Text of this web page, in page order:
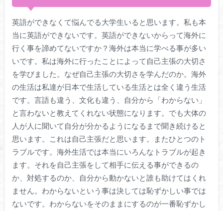
英語ができなくて悩んでる大学生いると思います。私も本
当に英語ができないです。英語ができないからって海外に
行く事を諦めてないですか？海外は本当に学べる事が多い
いです。私は海外に行ったことによって自己主張の大切さ
を学びました。なぜ自己主張の大切さを学んだのか。海外
の生活は私達が日本で生活している生活とは全く違う生活
です。言語も違う、文化も違う、自分から「わからない」
と言わないと教えてくれない状態になります。でも大体の
人が人に聞いて自分が分かるようになるまで聞き続けると
思います。これは自己主張だと思います。またひとつのト
ラブルです。海外生活では本当にいろんなトラブルが起き
ます。それを自己主張をして相手に伝える事ができるの
か、対処するのか、自分から動かないと誰も助けてはくれ
ません。わからないという事は決しては恥ずかしい事では
ないです。わからないをそのままにするのが一番恥ずかし